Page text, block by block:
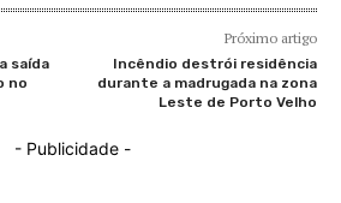
saída
no
Próximo artigo
Incêndio destrói residência
durante a madrugada na zona
Leste de Porto Velho
- Publicidade -